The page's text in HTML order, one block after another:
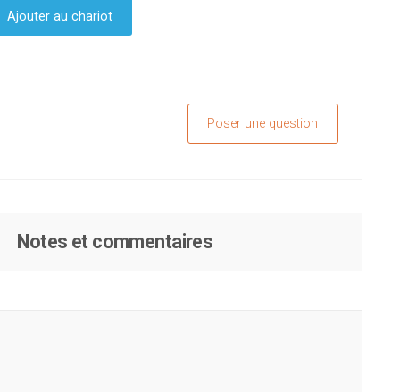
Ajouter au chariot
Poser une question
Notes et commentaires